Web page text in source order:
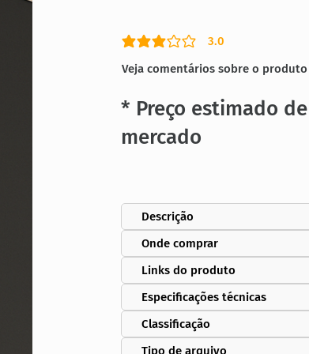
3.0
classificação média é 3 de 5
Veja comentários sobre o produto
* Preço estimado de
mercado
Descrição
Onde comprar
Links do produto
Especificações técnicas
Classificação
Tipo de arquivo